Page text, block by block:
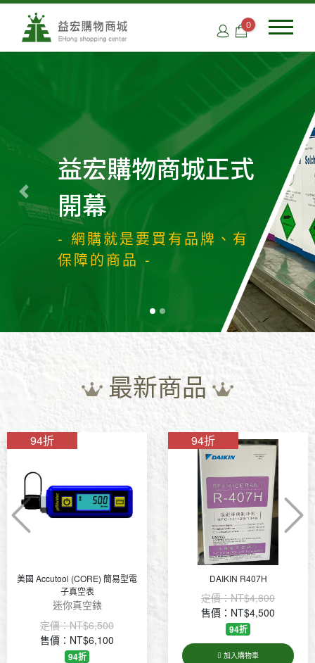
0
益宏購物商城正式
開幕
- 網購就是要買有品牌、有
保障的商品 -
Previous Next
最新商品
94折
DAIKIN R407H
定價：NT$4,800
售價：NT$4,500
94折
加入購物車
88折
PCO-1
定價：NT$2,600
售價：NT$2,300
88折
加入購物車